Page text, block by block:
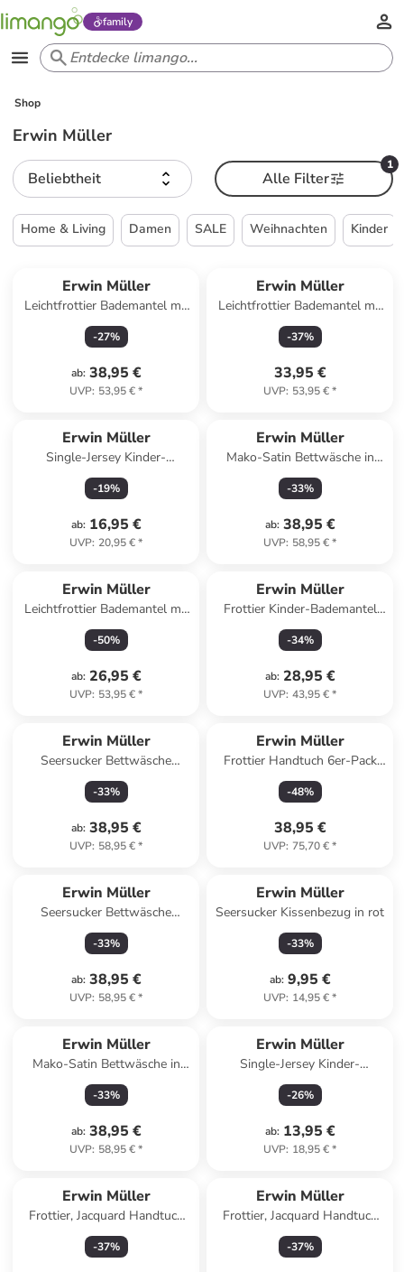
family
Shop
Erwin Müller
Beliebtheit
1
Alle Filter
Home & Living Damen SALE Weihnachten Kinder
Erwin Müller
Leichtfrottier Bademantel mit
Kapuze Meersburg in weiß
-27%
ab: 38,95 €
UVP: 53,95 €*
Erwin Müller
Leichtfrottier Bademantel mit
Kapuze Limbach in mauve
-37%
33,95 €
UVP: 53,95 €*
Erwin Müller
Single-Jersey Kinder-
Nachthemd in rosa/weiß/grau
-19%
ab: 16,95 €
UVP: 20,95 €*
Erwin Müller
Mako-Satin Bettwäsche in
blau
-33%
ab: 38,95 €
UVP: 58,95 €*
Erwin Müller
Leichtfrottier Bademantel mit
Kapuze Limbach in weinrot
-50%
ab: 26,95 €
UVP: 53,95 €*
Erwin Müller
Frottier Kinder-Bademantel
mit Kapuze in bunt
-34%
ab: 28,95 €
UVP: 43,95 €*
Erwin Müller
Seersucker Bettwäsche
Rosenheim in weiß
-33%
ab: 38,95 €
UVP: 58,95 €*
Erwin Müller
Frottier Handtuch 6er-Pack
Mannheim in petrol
-48%
38,95 €
UVP: 75,70 €*
Erwin Müller
Seersucker Bettwäsche
Rosenheim in taupe
-33%
ab: 38,95 €
UVP: 58,95 €*
Erwin Müller
Seersucker Kissenbezug in rot
-33%
ab: 9,95 €
UVP: 14,95 €*
Erwin Müller
Mako-Satin Bettwäsche in
grün-gelb
-33%
ab: 38,95 €
UVP: 58,95 €*
Erwin Müller
Single-Jersey Kinder-
Nachthemd in rosa
-26%
ab: 13,95 €
UVP: 18,95 €*
Erwin Müller
Frottier, Jacquard Handtuch
4er-Pack Sigmaringen in
apfelgrün
-37%
Erwin Müller
Frottier, Jacquard Handtuch
4er-Pack Sigmaringen in jade
-37%